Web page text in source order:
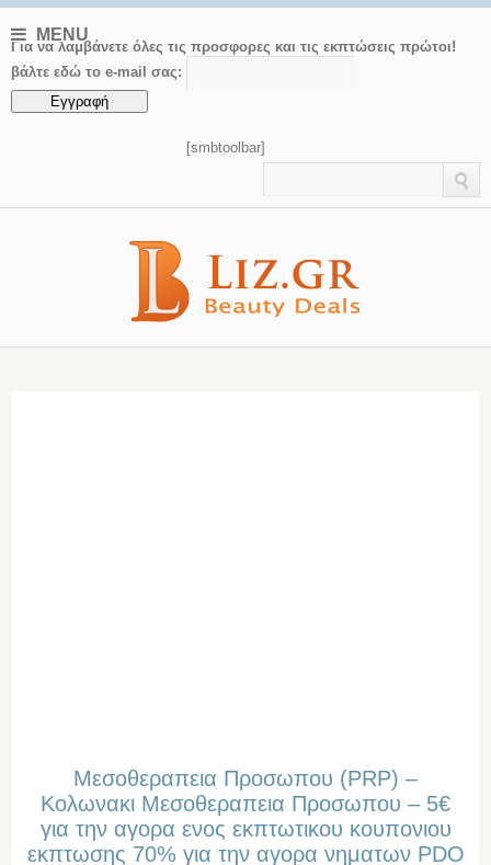
MENU
Για να λαμβάνετε όλες τις προσφορες και τις εκπτώσεις πρώτοι!
βάλτε εδώ το e-mail σας:
[smbtoolbar]
Mεσοθεραπεια Προσωπου (PRP) –
Κολωνακι Mεσοθεραπεια Προσωπου – 5€
για την αγορα ενος εκπτωτικου κουπονιου
εκπτωσης 70% για την αγορα νηματων PDO